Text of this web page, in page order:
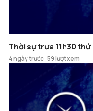
Thời sự trưa 11h30
4 ngày trước 59 lượt xem